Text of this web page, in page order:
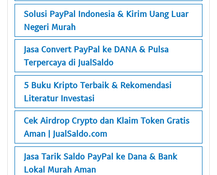
Solusi PayPal Indonesia & Kirim Uang Luar
Negeri Murah
Jasa Convert PayPal ke DANA & Pulsa
Terpercaya di JualSaldo
5 Buku Kripto Terbaik & Rekomendasi
Literatur Investasi
Cek Airdrop Crypto dan Klaim Token Gratis
Aman | JualSaldo.com
Jasa Tarik Saldo PayPal ke Dana & Bank
Lokal Murah Aman